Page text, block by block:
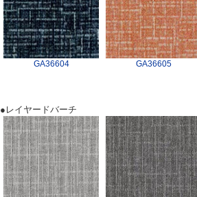
GA36604 GA36605
●レイヤードバーチ